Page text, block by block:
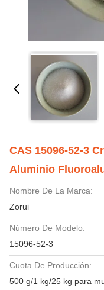
CAS 15096-52-3
Aluminio
Nombre De La Marca:
Zorui
Número De Modelo:
15096-52-3
Cuota De Producción:
500 g/1 kg/25 kg para